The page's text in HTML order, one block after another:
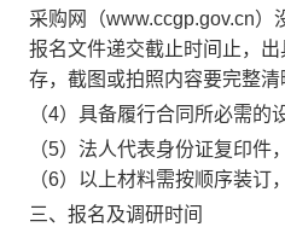
采购网（www.ccgp.gov.cn
报名文件递交截止时间止，
存，截图或拍照内容要完整
（4）具备履行合同所必需的
（5）法人代表身份证复印件
（6）以上材料需按顺序装订
三、报名及调研时间